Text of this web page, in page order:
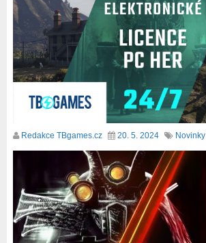
Redakce TBgames.cz 20. 5. 2024 Novinky